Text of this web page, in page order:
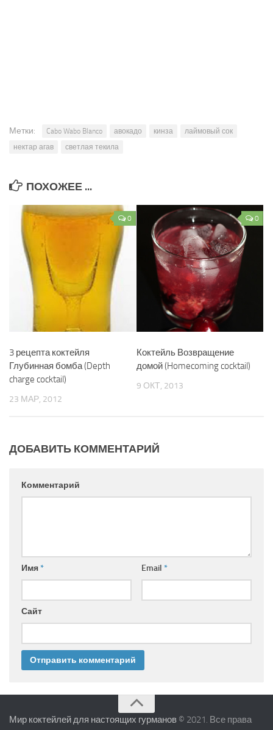
Метки: Cabo Wabo Blanco авокадо кинза
лаймовый сок
нектар агав
светлая текила
ПОХОЖЕЕ ...
0
3 рецепта коктейля
Глубинная бомба (Depth
charge cocktail)
23 МАР, 2012
0
Коктейль Возвращение
домой (Homecoming cocktail)
9 ОКТ, 2013
ДОБАВИТЬ КОММЕНТАРИЙ
Комментарий
Имя* Email *
Сайт
Мир коктейлей для настоящих гурманов © 2021. Все права